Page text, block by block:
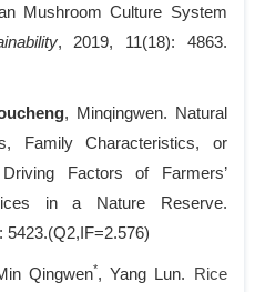
Mushroom Culture System
, 2019, 11(18): 4863.
, Minqingwen. Natural
Family Characteristics, or
Factors of Farmers’
in a Nature Reserve.
5423.(Q2,IF=2.576)
Qingwen*, Yang Lun. Rice